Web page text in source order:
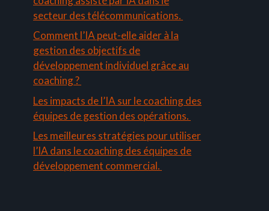
secteur des télécommunications.
Comment l’IA peut-elle aider à la
gestion des objectifs de
développement individuel grâce au
coaching ?
Les impacts de l’IA sur le coaching des
équipes de gestion des opérations.
Les meilleures stratégies pour utiliser
l’IA dans le coaching des équipes de
développement commercial.